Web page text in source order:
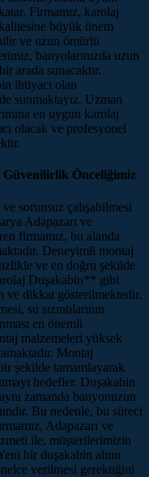
Firmamız, karolaj
büyük önem
ve uzun ömürlü
banyolarınızda uzun
arada sunacaktır.
ihtiyacı olan
sunmaktayız. Uzman
en uygun karolaj
olacak ve profesyonel
Güvenilirlik Önceliğimiz
sorunsuz çalışabilmesi
Adapazarı ve
firmamız, bu alanda
Deneyimli montaj
ve en doğru şekilde
Duşakabin** gibi
ve dikkat gösterilmektedir.
su sızıntılarının
en önemli
malzemeleri yüksek
Montaj
şekilde tamamlayarak
hedefler. Duşakabin
zamanda banyonuzun
Bu nedenle, bu süreci
Adapazarı ve
ile, müşterilerimizin
bir duşakabin alımı
verilmesi gerektiğini